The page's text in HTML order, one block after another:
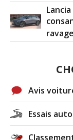
Avis
Essais